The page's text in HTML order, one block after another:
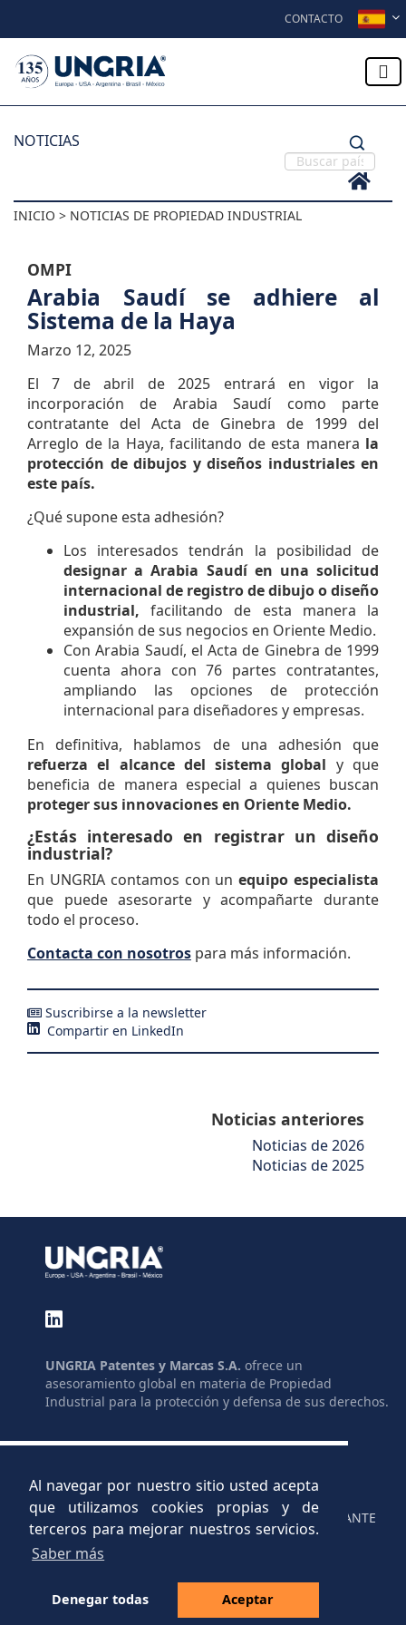
Al navegar por nuestro sitio usted acepta
que utilizamos cookies propias y de
terceros para mejorar nuestros servicios.
Saber más
Denegar todas Aceptar
CONTACTO
NOTICIAS
INICIO > NOTICIAS DE PROPIEDAD INDUSTRIAL
OMPI
Arabia Saudí se adhiere al
Sistema de la Haya
Marzo 12, 2025
El 7 de abril de 2025 entrará en vigor la
incorporación de Arabia Saudí como parte
contratante del Acta de Ginebra de 1999 del
Arreglo de la Haya, facilitando de esta manera la
protección de dibujos y diseños industriales en
este país.
¿Qué supone esta adhesión?
Los interesados tendrán la posibilidad de
designar a Arabia Saudí en una solicitud
internacional de registro de dibujo o diseño
industrial, facilitando de esta manera la
expansión de sus negocios en Oriente Medio.
Con Arabia Saudí, el Acta de Ginebra de 1999
cuenta ahora con 76 partes contratantes,
ampliando las opciones de protección
internacional para diseñadores y empresas.
En definitiva, hablamos de una adhesión que
refuerza el alcance del sistema global y que
beneficia de manera especial a quienes buscan
proteger sus innovaciones en Oriente Medio.
¿Estás interesado en registrar un diseño
industrial?
En UNGRIA contamos con unequipo especialista
que puede asesorarte y acompañarte durante
todo el proceso.
Contacta con nosotros para más información.
Suscribirse a la newsletter
Compartir en LinkedIn
Noticias anteriores
Noticias de 2026
Noticias de 2025
UNGRIA Patentes y Marcas S.A. ofrece un
asesoramiento global en materia de Propiedad
Industrial para la protección y defensa de sus derechos.
GLOSARIO
LEGAL
PRIVACIDAD
CONTACTO
ENLACES
AYUDAS
C.V.
CANAL INFORMANTE